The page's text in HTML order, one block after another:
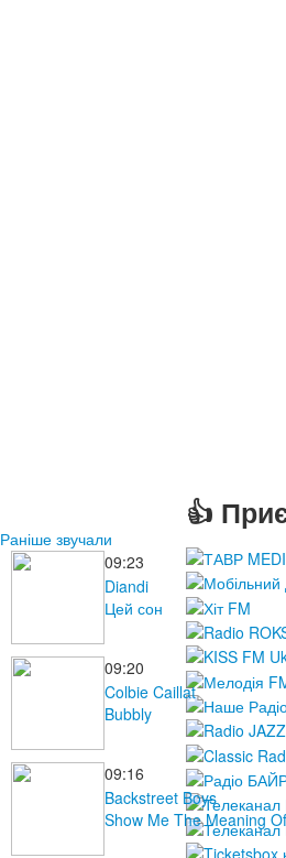
Раніше звучали
09:23
Diandi
Цей сон
09:20
Colbie Caillat
Bubbly
09:16
Backstreet Boys
Show Me The Meaning
👍